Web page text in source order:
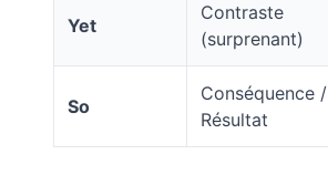
Yet
Contraste
(surprenant)
So
Conséquence /
Résultat